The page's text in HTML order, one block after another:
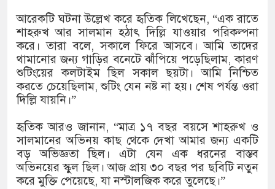
প্রধানমন্ত্রীর সঙ্গে নবনিযুক্ত
হামের উপসর্গে আরও ৬ প্রাণহানি,
অবশেষে পদত্যাগ করলেন ভারতের
জামায়াত ফেরেশতাদের দল নয়,
আরেকটি ঘটনা উল্লেখ করে হৃতিক লিখেছেন, “এক রাতে
শাহরুখ আর সালমান হঠাৎ দিল্লি যাওয়ার পরিকল্পনা
করে। তারা বলে, সকালে ফিরে আসবে। আমি তাদের
থামানোর জন্য গাড়ির বনেটে ঝাঁপিয়ে পড়েছিলাম, কারণ
শুটিংয়ের কলটাইম ছিল সকাল ছয়টা। আমি নিশ্চিত
করতে চেয়েছিলাম, শুটিং যেন নষ্ট না হয়। শেষ পর্যন্ত ওরা
দিল্লি যায়নি।”
হৃতিক আরও জানান, “মাত্র ১৭ বছর বয়সে শাহরুখ ও
সালমানের অভিনয় কাছ থেকে দেখা আমার জন্য একটি
বড় অভিজ্ঞতা ছিল। এটা যেন এক ধরনের বাস্তব
অভিনয়ের স্কুল ছিল। আজ প্রায় ৩০ বছর পর ছবিটি নতুন
করে মুক্তি পেয়েছে, যা নস্টালজিক করে তুলেছে।”